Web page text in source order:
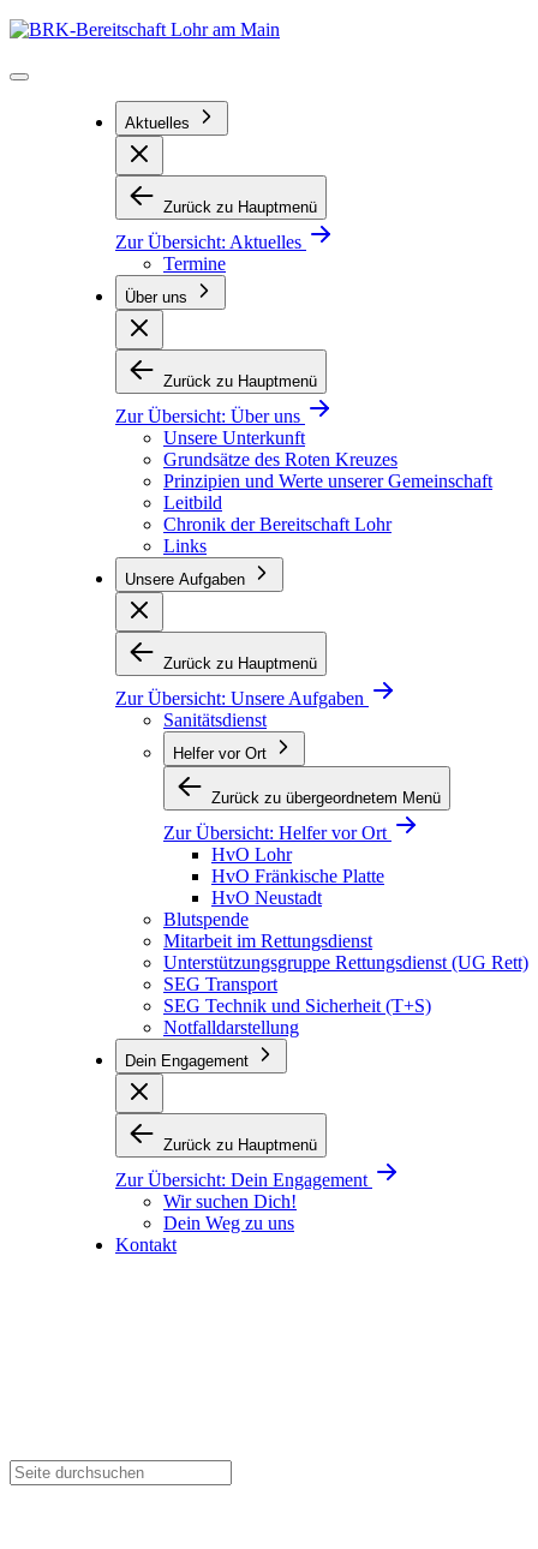
Zum
springen
BRK-
Lohr
Aktuelles
Zurück zu Hauptmenü
Zur Übersicht: Aktuelles
Termine
Über uns
Zurück zu Hauptmenü
Zur Übersicht: Über uns
Unsere Unterkunft
Grundsätze des Roten Kreuzes
Prinzipien und Werte unserer Gemeinschaft
Leitbild
Chronik der Bereitschaft Lohr
Links
Unsere Aufgaben
Zurück zu Hauptmenü
Zur Übersicht: Unsere Aufgaben
Sanitätsdienst
Helfer vor Ort
Zurück zu übergeordnetem Menü
Zur Übersicht: Helfer vor Ort
HvO Lohr
HvO Fränkische Platte
HvO Neustadt
Blutspende
Mitarbeit im Rettungsdienst
Unterstützungsgruppe Rettungsdienst (UG Rett)
SEG Transport
SEG Technik und Sicherheit (T+S)
Notfalldarstellung
Dein Engagement
Zurück zu Hauptmenü
Zur Übersicht: Dein Engagement
Wir suchen Dich!
Dein Weg zu uns
Kontakt